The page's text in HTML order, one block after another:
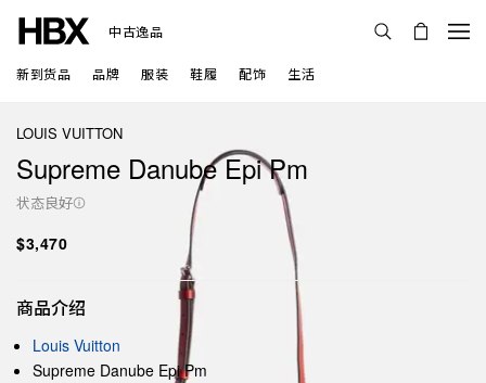
中古逸品
新到货品 品牌 服装 鞋履 配饰 生活
LOUIS VUITTON
Supreme Danube Epi Pm
状态良好
$3,470
商品介绍
Louis Vuitton
Supreme Danube Epi Pm